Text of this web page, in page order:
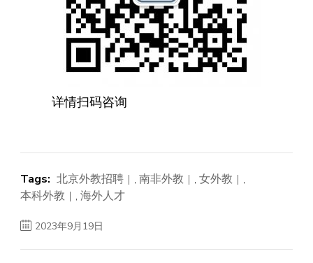
详情扫码咨询
Tags: 北京外教招聘 , 南非外教 , 女外教
,
本科外教
, 海外人才
2023年9月19日